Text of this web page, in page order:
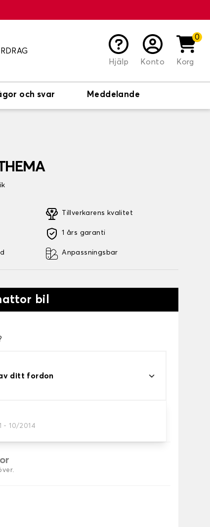
Hjälp
Konto
0
Korg
och svar Meddelande
Tillverkarens kvalitet
1 års garanti
Anpassningsbar
bil
ditt fordon
- 10/2014